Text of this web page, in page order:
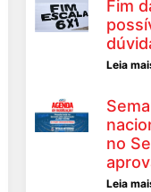
Fim
Leia
no
Leia